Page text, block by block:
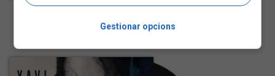
Postals d'infantesaGestionar opcions